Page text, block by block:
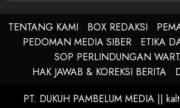
TENTANG KAMI BOX REDAKSI
PEDOMAN MEDIA SIBER
ETIKA
SOP PERLINDUNGAN
HAK JAWAB & KOREKSI BERITA
PT. DUKUH PAMBELUM MEDIA ||